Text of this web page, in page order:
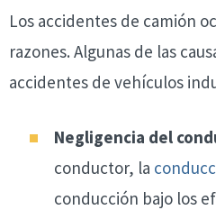
Los accidentes de camión
razones. Algunas de las
accidentes de vehículos
Negligencia del
conductor, la
conducción bajo los